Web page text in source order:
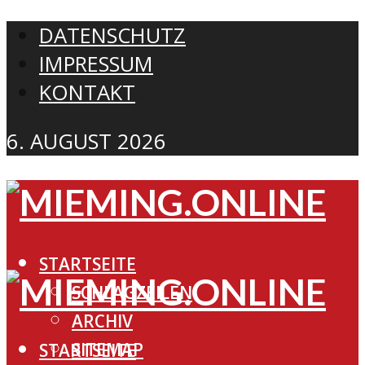
DATENSCHUTZ
IMPRESSUM
KONTAKT
6. AUGUST 2026
STARTSEITE
SCHLAGZEILEN
ARCHIV
SITEMAP
STARTSEITE